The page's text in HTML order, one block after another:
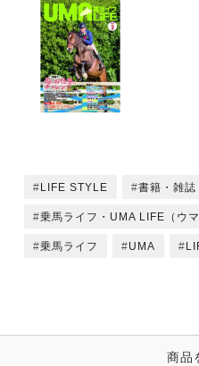
・地方競馬厩務員
サラリーマンから転進し
・ホースクリニシャン
馬という動物を知り、そ
・グルーミングインスト
心をこめて手入れするこ
☆馬業界を目指す人のため
痛感 実感レポート 馬は
・太田宏昭の人と馬に出
佐藤一家、4人と馬たち
LIFE STYLE 書籍・雑誌
乗馬ライフ・UMA LIFE（ウマ
乗馬ライフ UMA
商品